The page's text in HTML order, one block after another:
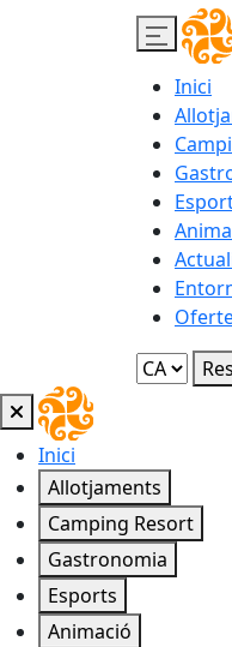
Inici
Inici
Allotjaments
Camping Resort
Gastronomia
Esports
Animació